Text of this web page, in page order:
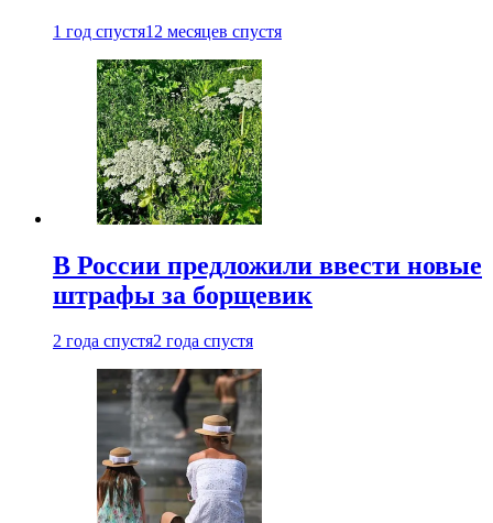
1 год спустя12 месяцев спустя
В России предложили ввести новые
штрафы за борщевик
2 года спустя2 года спустя